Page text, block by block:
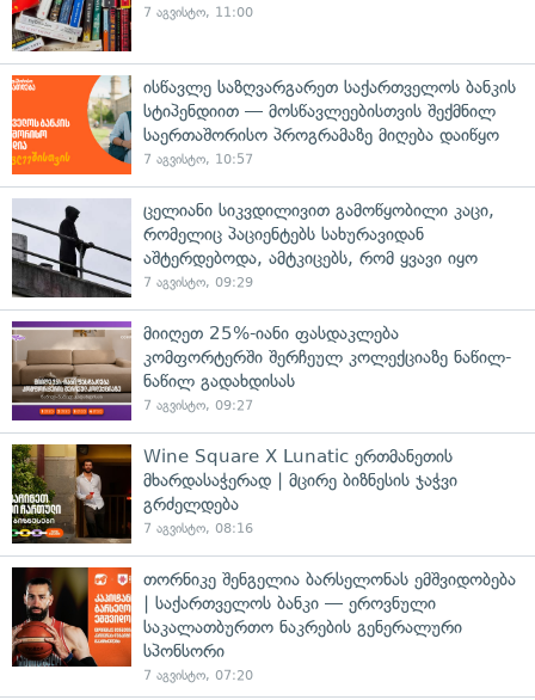
7 აგვისტო, 11:00
ისწავლე საზღვარგარეთ საქართველოს ბანკის
სტიპენდიით — მოსწავლეებისთვის შექმნილ
საერთაშორისო პროგრამაზე მიღება დაიწყო
7 აგვისტო, 10:57
ცელიანი სიკვდილივით გამოწყობილი კაცი,
რომელიც პაციენტებს სახურავიდან
აშტერდებოდა, ამტკიცებს, რომ ყვავი იყო
7 აგვისტო, 09:29
მიიღეთ 25%-იანი ფასდაკლება
კომფორტერში შერჩეულ კოლექციაზე ნაწილ-
ნაწილ გადახდისას
7 აგვისტო, 09:27
Wine Square X Lunatic ერთმანეთის
მხარდასაჭერად | მცირე ბიზნესის ჯაჭვი
გრძელდება
7 აგვისტო, 08:16
თორნიკე შენგელია ბარსელონას ემშვიდობება
| საქართველოს ბანკი — ეროვნული
საკალათბურთო ნაკრების გენერალური
სპონსორი
7 აგვისტო, 07:20